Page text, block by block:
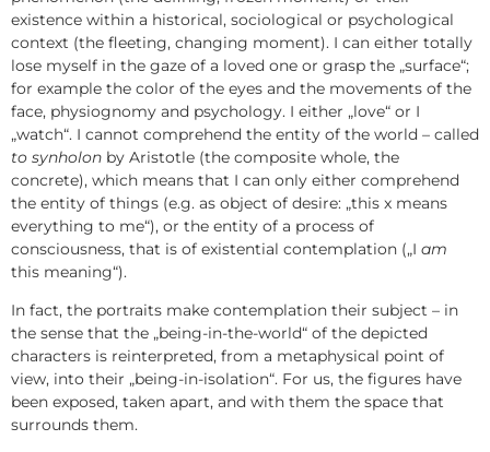
existence within a historical, sociological or psychological
context (the fleeting, changing moment). I can either totally
lose myself in the gaze of a loved one or grasp the „surface“;
for example the color of the eyes and the movements of the
face, physiognomy and psychology. I either „love“ or I
„watch“. I cannot comprehend the entity of the world – called
to synholon by Aristotle (the composite whole, the
concrete), which means that I can only either comprehend
the entity of things (e.g. as object of desire: „this x means
everything to me“), or the entity of a process of
consciousness, that is of existential contemplation („I am
this meaning“).
In fact, the portraits make contemplation their subject – in
the sense that the „being-in-the-world“ of the depicted
characters is reinterpreted, from a metaphysical point of
view, into their „being-in-isolation“. For us, the figures have
been exposed, taken apart, and with them the space that
surrounds them.